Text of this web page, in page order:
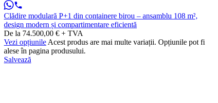
Clădire modulară P+1 din containere birou – ansamblu 108 m²,
design modern și compartimentare eficientă
De la 74.500,00 € + TVA
Vezi opțiunile Acest produs are mai multe variații. Opțiunile pot fi
alese în pagina produsului.
Salvează